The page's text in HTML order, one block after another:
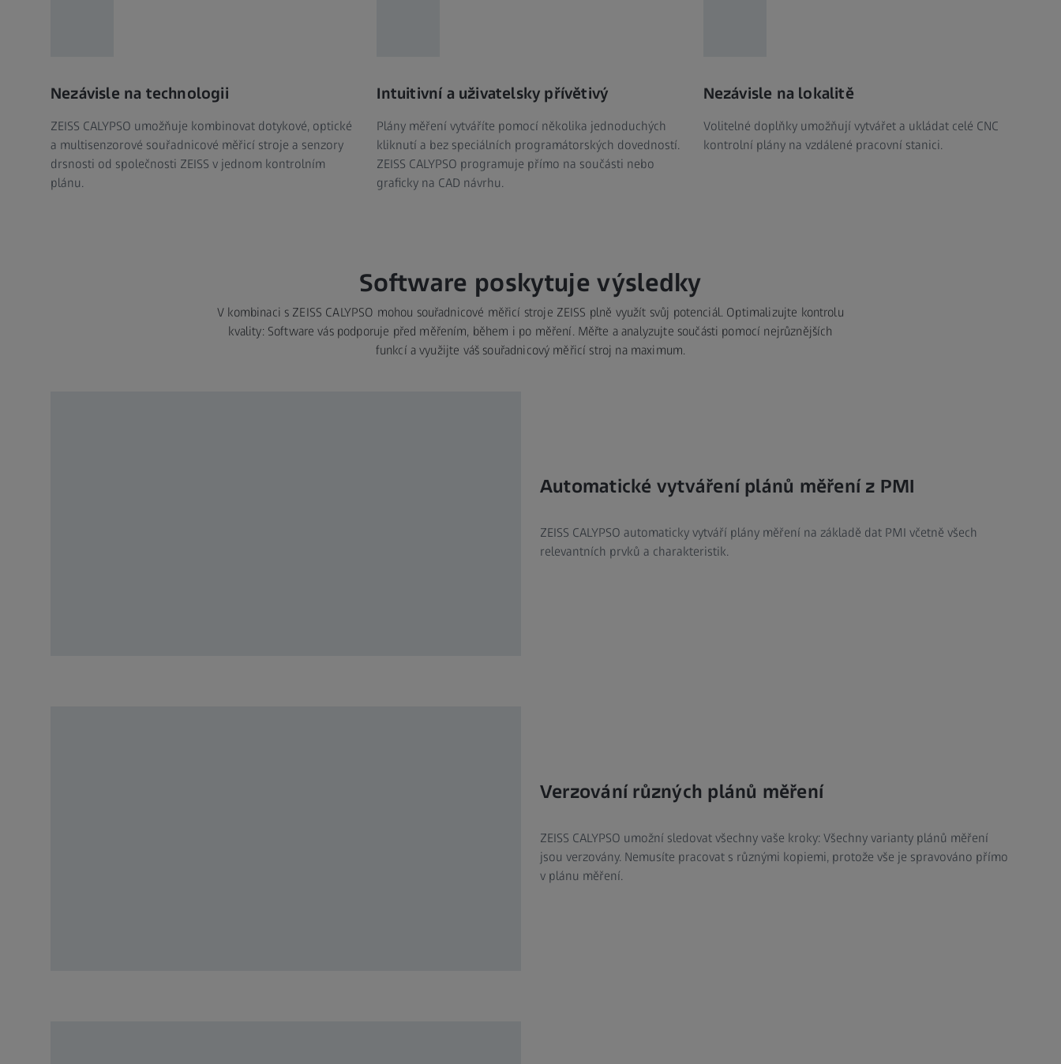
Nezávisle na technologii
ZEISS CALYPSO umožňuje kombinovat dotykové, optické
a multisenzorové souřadnicové měřicí stroje a senzory
drsnosti od společnosti ZEISS v jednom kontrolním
plánu.
Intuitivní a uživatelsky přívětivý
Plány měření vytváříte pomocí několika jednoduchých
kliknutí a bez speciálních programátorských dovedností.
ZEISS CALYPSO programuje přímo na součásti nebo
graficky na CAD návrhu.
Nezávisle na lokalitě
Volitelné doplňky umožňují vytvářet a ukládat celé CNC
kontrolní plány na vzdálené pracovní stanici.
Software poskytuje výsledky
V kombinaci s ZEISS CALYPSO mohou souřadnicové měřicí stroje ZEISS plně využít svůj potenciál. Optimalizujte kontrolu
kvality: Software vás podporuje před měřením, během i po měření. Měřte a analyzujte součásti pomocí nejrůznějších
funkcí a využijte váš souřadnicový měřicí stroj na maximum.
Automatické vytváření plánů měření z PMI
ZEISS CALYPSO automaticky vytváří plány měření na základě dat PMI včetně všech
relevantních prvků a charakteristik.
Verzování různých plánů měření
ZEISS CALYPSO umožní sledovat všechny vaše kroky: Všechny varianty plánů měření
jsou verzovány. Nemusíte pracovat s různými kopiemi, protože vše je spravováno přímo
v plánu měření.